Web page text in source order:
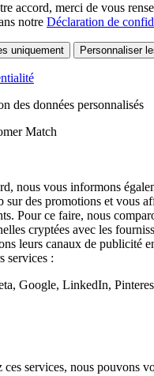
accord, merci de vous
notre Déclaration de
uniquement Personnaliser
des données personnalisés
Match
nous vous informons
sur des promotions et vous
Pour ce faire, nous
cryptées avec les
leurs canaux de publicité
services :
Google, LinkedIn,
ces services, nous pouvons